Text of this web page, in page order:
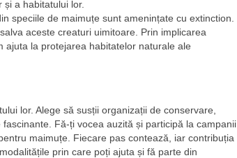
a habitatului lor.
speciile de maimuțe sunt amenințate cu extinction.
aceste creaturi uimitoare. Prin implicarea
ajuta la protejarea habitatelor naturale ale
lor. Alege să susții organizații de conservare,
Fă-ți vocea auzită și participă la campanii
maimuțe. Fiecare pas contează, iar contribuția
prin care poți ajuta și fă parte din